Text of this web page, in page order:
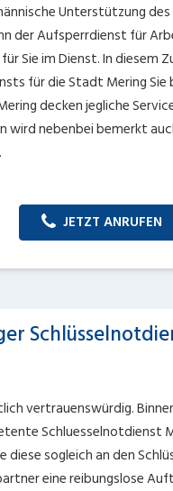
Unterstützung
der Aufsperrdienst für
Sie im Dienst. In diesem
für die Stadt Mering
decken jegliche
wird nebenbei bemerkt
JETZT ANRUFEN
vertrauenswürdig.
Schluesselnotdienst
sogleich an den
eine reibungslose